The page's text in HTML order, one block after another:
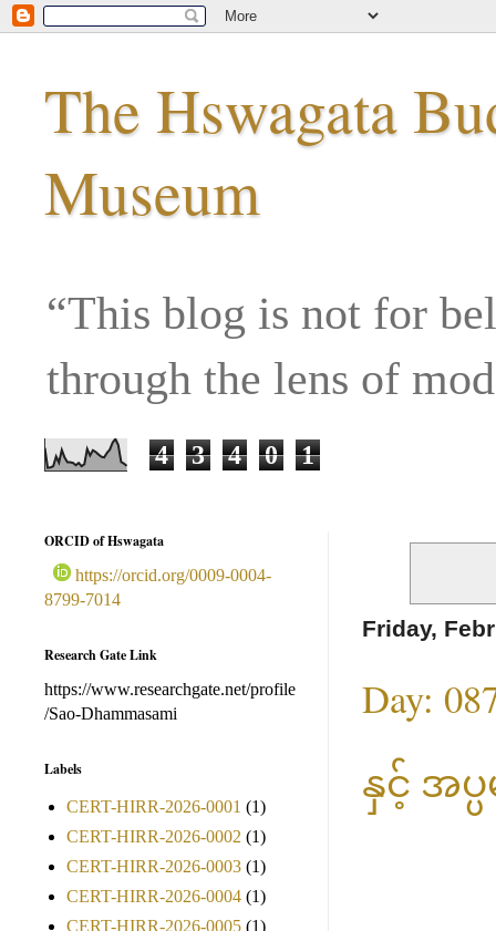
The Hswagata
Museum
“This blog is not for
through the lens of
4 3 4 0 1
Friday,
Day:
နှင့် အပ္ပ
ORCID of Hswagata
https://orcid.org/0009-0004-
8799-7014
Research Gate Link
https://www.researchgate.net/profile
/Sao-Dhammasami
Labels
CERT-HIRR-2026-0001 (1)
CERT-HIRR-2026-0002 (1)
CERT-HIRR-2026-0003 (1)
CERT-HIRR-2026-0004 (1)
CERT-HIRR-2026-0005 (1)